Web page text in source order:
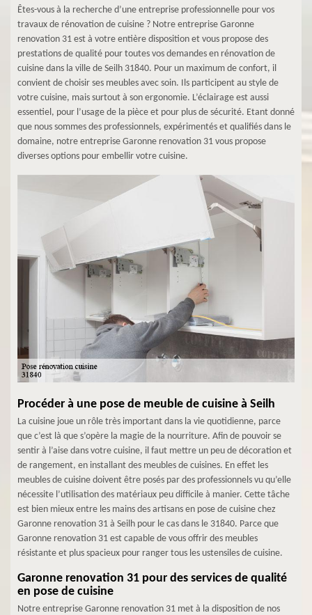
Êtes-vous à la recherche d’une entreprise professionnelle pour vos
travaux de rénovation de cuisine ? Notre entreprise Garonne
renovation 31 est à votre entière disposition et vous propose des
prestations de qualité pour toutes vos demandes en rénovation de
cuisine dans la ville de Seilh 31840. Pour un maximum de confort, il
convient de choisir ses meubles avec soin. Ils participent au style de
votre cuisine, mais surtout à son ergonomie. L’éclairage est aussi
essentiel, pour l’usage de la pièce et pour plus de sécurité. Etant donné
que nous sommes des professionnels, expérimentés et qualifiés dans le
domaine, notre entreprise Garonne renovation 31 vous propose
diverses options pour embellir votre cuisine.
Procéder à une pose de meuble de cuisine à Seilh
La cuisine joue un rôle très important dans la vie quotidienne, parce
que c’est là que s’opère la magie de la nourriture. Afin de pouvoir se
sentir à l’aise dans votre cuisine, il faut mettre un peu de décoration et
de rangement, en installant des meubles de cuisines. En effet les
meubles de cuisine doivent être posés par des professionnels vu qu’elle
nécessite l’utilisation des matériaux peu difficile à manier. Cette tâche
est bien mieux entre les mains des artisans en pose de cuisine chez
Garonne renovation 31 à Seilh pour le cas dans le 31840. Parce que
Garonne renovation 31 est capable de vous offrir des meubles
résistante et plus spacieux pour ranger tous les ustensiles de cuisine.
Garonne renovation 31 pour des services de qualité
en pose de cuisine
Notre entreprise Garonne renovation 31 met à la disposition de nos